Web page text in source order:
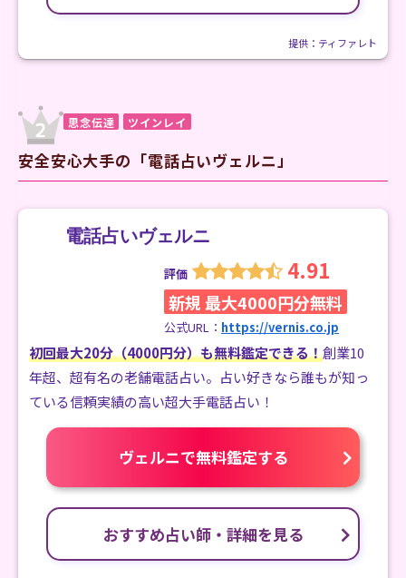
提供：ティファレト
思念伝達 ツインレイ
安全安心大手の「電話占いヴェルニ」
電話占いヴェルニ
評価 4.91
新規 最大4000円分無料
公式URL： https://vernis.co.jp
初回最大20分（4000円分）も無料鑑定できる！創業10
年超、超有名の老舗電話占い。占い好きなら誰もが知っ
ている信頼実績の高い超大手電話占い！
ヴェルニで無料鑑定する
おすすめ占い師・詳細を見る